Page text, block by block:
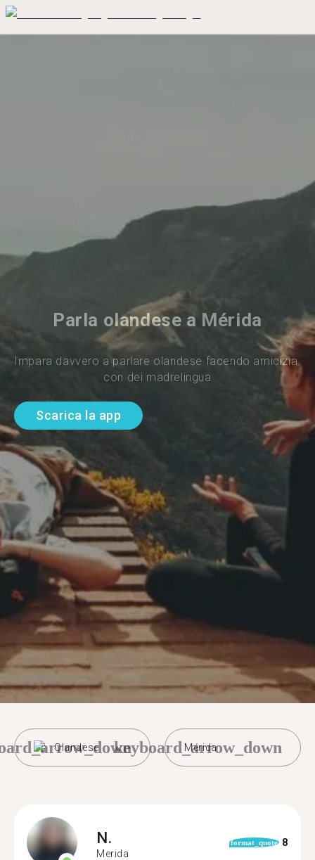
Parla olandese a Mérida
Impara davvero a parlare olandese facendo amicizia
con dei madrelingua
Scarica la app
Olandese Mérida
keyboard_arrow_down
N.
Merida
format_quote 8